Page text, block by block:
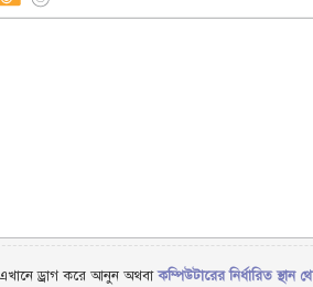
ড্রাগ করে আনুন অথবাকম্পিউটারের নির্ধারিত